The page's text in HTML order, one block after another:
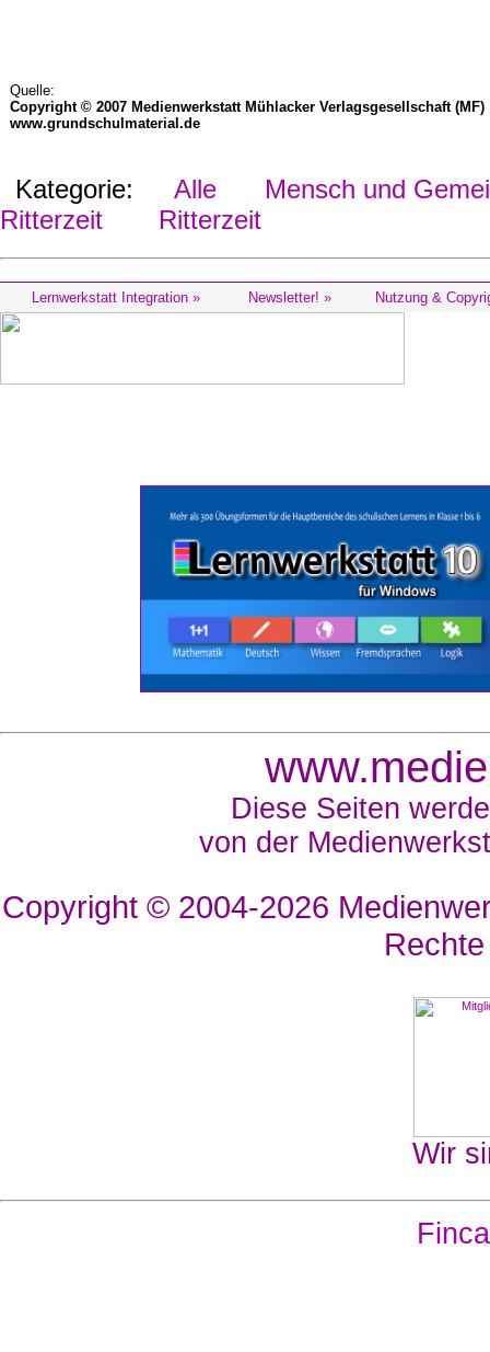
Quelle:
Copyright © 2007 Medienwerkstatt Mühlacker Verlagsgesellschaft (MF)
www.grundschulmaterial.de
Kategorie: Alle
Mensch und
Ritterzeit
Ritterzeit
Lernwerkstatt Integration » Newsletter! » Nutzung &
Diese Seiten
von der
Copyright © 2004-2026
Wir